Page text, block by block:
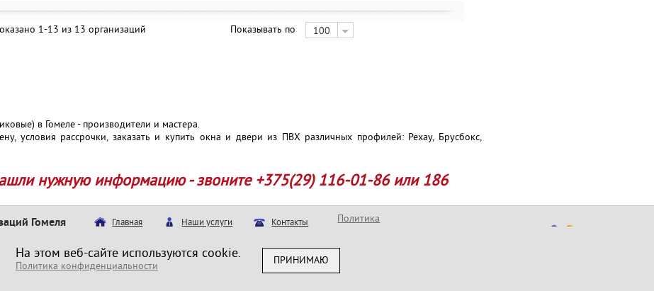
1-13 из 13 организаций Показывать по 100
в Гомеле - производители и мастера.
условия рассрочки, заказать и купить окна и двери из ПВХ различных профилей: Рехау, Брусбокс,
нужную информацию - звоните +375(29) 116-01-86 или 186
Гомеля Главная Наши услуги Контакты
СПРАВОЧНАЯ ИНФОРМАЦИЯ АЛФАВИТНЫЙ УКАЗАТЕЛЬ
Политика
компании © Copyright
На этом веб-сайте используются cookie.
Политика конфиденциальности ПРИНИМАЮ